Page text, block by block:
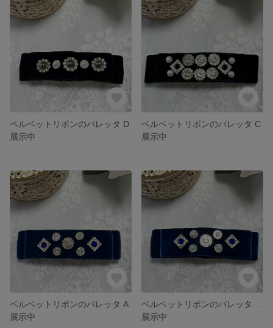
ベルベットリボンのバレッタ D
展示中
ベルベットリボンのバレッタ C
展示中
ベルベットリボンのバレッタ A
展示中
展示中